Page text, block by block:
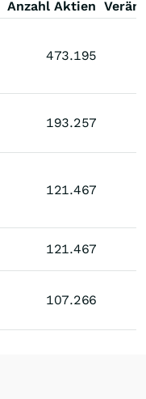
Anzahl Aktien
473.195
193.257
121.467
121.467
107.266